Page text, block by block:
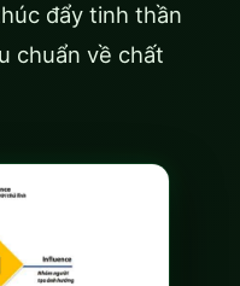
đẩy tinh thần
chuẩn về chất